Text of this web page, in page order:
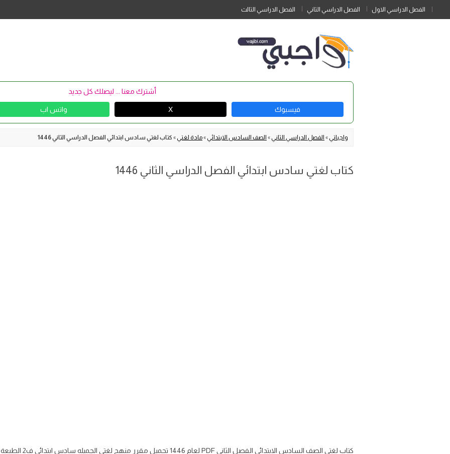
الفصل الدراسي الاول الفصل الدراسي الثاني الفصل الدراسي الثالث
أشترك معنا ... ليصلك كل جديد
فيسبوك X واتس اب
واجباتي » الفصل الدراسي الثاني » الصف السادس الابتدائي »مادة لغتي » كتاب لغتي سادس ابتدائي الفصل الدراسي الثاني 1446
كتاب لغتي سادس ابتدائي الفصل الدراسي الثاني 1446